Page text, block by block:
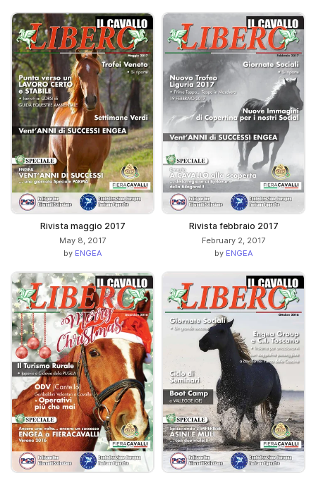
Rivista maggio 2017
May 8, 2017
by ENGEA
Rivista febbraio 2017
February 2, 2017
by ENGEA